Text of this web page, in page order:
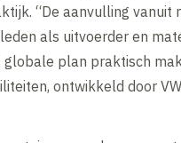
“De aanvulling vanuit
als uitvoerder en
globale plan praktisch
ontwikkeld door